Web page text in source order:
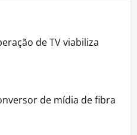
de TV viabiliza
de mídia de fibra